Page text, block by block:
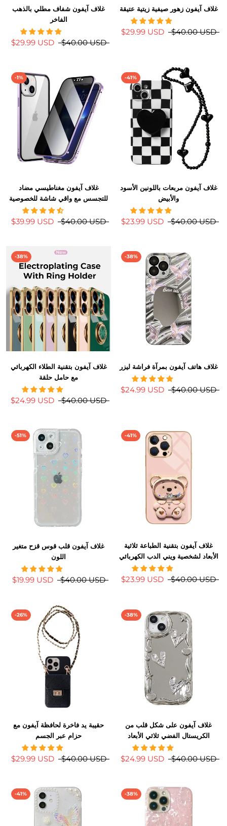
غلاف آيفون شفاف مطلي بالذهب
الفاخر
$29.99 USD $40.00 USD
غلاف آيفون زهور صيفية زيتية عتيقة
$29.99 USD $40.00 USD
-1%
غلاف آيفون مغناطيسي مضاد
للتجسس مع واقي شاشة للخصوصية
$39.99 USD $40.00 USD
-41%
غلاف آيفون مربعات باللونين الأسود
والأبيض
$23.99 USD $40.00 USD
-38%
غلاف آيفون بتقنية الطلاء الكهربائي
مع حامل حلقة
$24.99 USD $40.00 USD
-38%
غلاف هاتف آيفون بمرآة فراشة ليزر
$24.99 USD $40.00 USD
-51%
غلاف آيفون قلب قوس قزح متغير
اللون
$19.99 USD $40.00 USD
-41%
غلاف آيفون بتقنية الطباعة ثلاثية
الأبعاد لشخصية ويني الدب الكهربائي
$23.99 USD $40.00 USD
-26%
حقيبة يد فاخرة لحافظة آيفون مع
حزام عبر الجسم
$29.99 USD $40.00 USD
-38%
غلاف آيفون على شكل قلب من
الكريستال الفضي ثلاثي الأبعاد
$24.99 USD $40.00 USD
-41% -38%